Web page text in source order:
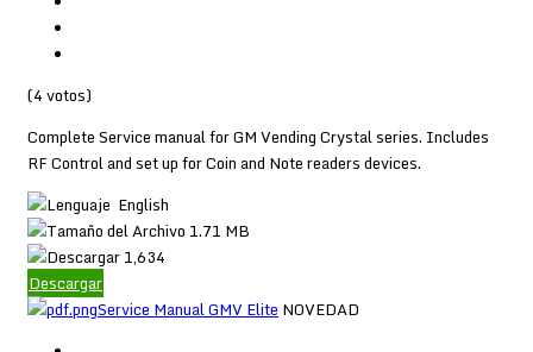
(4 votos)
Complete Service manual for GM Vending Crystal series. Includes
RF Control and set up for Coin and Note readers devices.
English
1.71 MB
1,634
Descargar
Service Manual GMV Elite NOVEDAD